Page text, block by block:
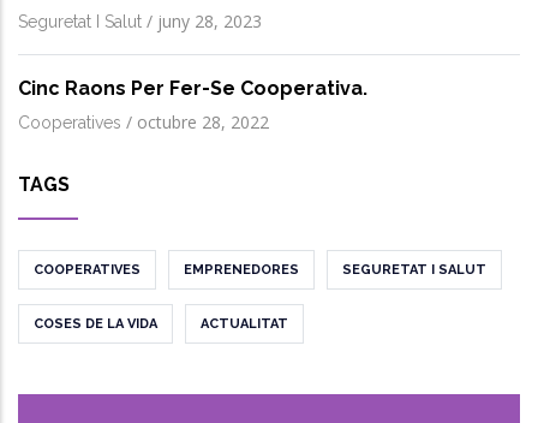
Seguretat I Salut / juny 28, 2023
Cinc Raons Per Fer-Se Cooperativa.
Cooperatives / octubre 28, 2022
TAGS
COOPERATIVES EMPRENEDORES SEGURETAT I SALUT
COSES DE LA VIDA ACTUALITAT